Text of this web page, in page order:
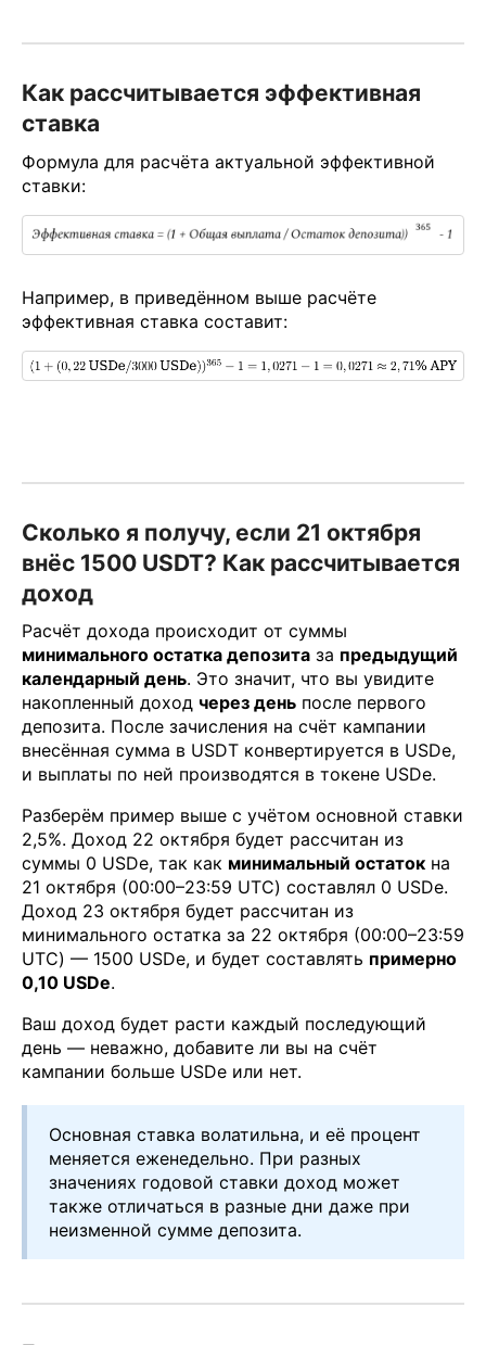
Как рассчитывается эффективная
ставка
Формула для расчёта актуальной эффективной
ставки:
Например, в приведённом выше расчёте
эффективная ставка составит:
Сколько я получу, если 21 октября
внёс 1500 USDT? Как рассчитывается
доход
Расчёт дохода происходит от суммы
минимального остатка депозита за предыдущий
календарный день. Это значит, что вы увидите
накопленный доход через день после первого
депозита. После зачисления на счёт кампании
внесённая сумма в USDT конвертируется в USDe,
и выплаты по ней производятся в токене USDe.
Разберём пример выше с учётом основной ставки
2,5%. Доход 22 октября будет рассчитан из
суммы 0 USDe, так как минимальный остаток на
21 октября (00:00–23:59 UTC) составлял 0 USDe.
Доход 23 октября будет рассчитан из
минимального остатка за 22 октября (00:00–23:59
UTC) — 1500 USDe, и будет составлять примерно
0,10 USDe.
Ваш доход будет расти каждый последующий
день — неважно, добавите ли вы на счёт
кампании больше USDe или нет.
Основная ставка волатильна, и её процент
меняется еженедельно. При разных
значениях годовой ставки доход может
также отличаться в разные дни даже при
неизменной сумме депозита.